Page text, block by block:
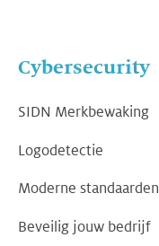
Cybersecurity
SIDN Merkbewaking
Logodetectie
Moderne standaarden
Beveilig jouw bedrijf